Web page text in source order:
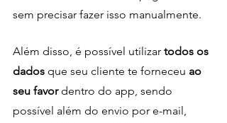
sem precisar fazer isso manualmente.
Além disso, é possível utilizar todos os
dados que seu cliente te forneceu ao
seu favor dentro do app, sendo
possível além do envio por e-mail,